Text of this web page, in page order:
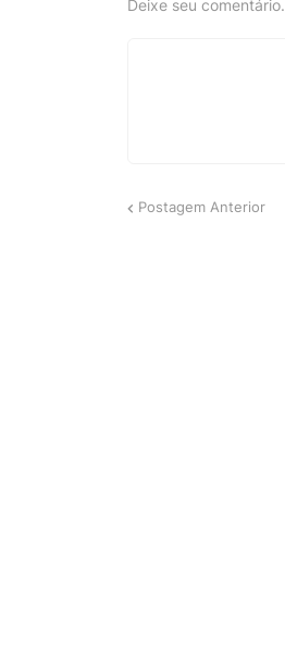
Deixe seu comentário.
Postagem Anterior